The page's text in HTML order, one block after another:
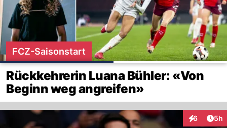
FCZ-Saisonstart
Rückkehrerin Luana Bühler: «Von
Beginn weg angreifen»
6 5h